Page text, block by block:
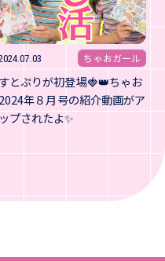
ちゃおガール
すとぷりが初登場🍓👑ちゃお
2024年８月号の紹介動画がア
ップされたよ✨